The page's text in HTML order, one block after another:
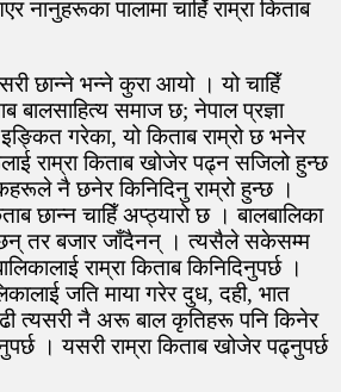
पालामा चाहिँ राम्रा किताब
छान्ने भन्ने कुरा आयो । यो चाहिँ
बालसाहित्य समाज छ; नेपाल प्रज्ञा
गरेका, यो किताब राम्रो छ भनेर
राम्रा किताब खोजेर पढ्न सजिलो हुन्छ
नै छनेर किनिदिनु राम्रो हुन्छ ।
छान्न चाहिँ अप्ठ्यारो छ । बालबालिका
तर बजार जाँदैनन् । त्यसैले सकेसम्म
राम्रा किताब किनिदिनुपर्छ ।
जति माया गरेर दुध, दही, भात
त्यसरी नै अरू बाल कृतिहरू पनि किनेर
। यसरी राम्रा किताब खोजेर पढ्नुपर्छ